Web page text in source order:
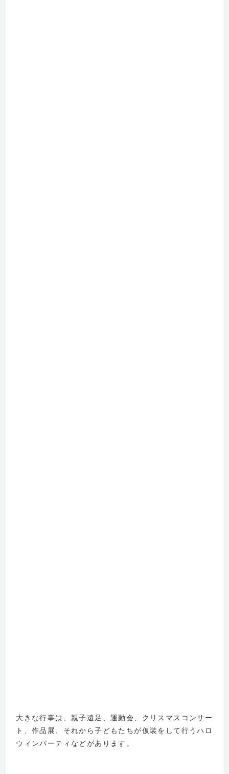
大きな行事は、親子遠足、運動会、クリスマスコンサー
ト、作品展、それから子どもたちが仮装をして行うハロ
ウィンパーティなどがあります。